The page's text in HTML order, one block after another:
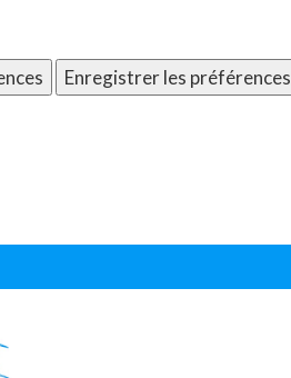
Enregistrer les préférences